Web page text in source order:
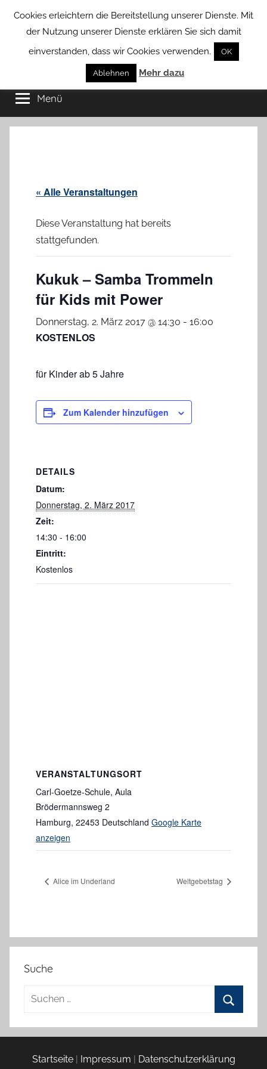
Borstel
von
Groß
Borstel
Menü
« Alle Veranstaltungen
Diese Veranstaltung hat bereits
stattgefunden.
Kukuk – Samba Trommeln
für Kids mit Power
Donnerstag, 2. März 2017 @ 14:30 - 16:00
KOSTENLOS
für Kinder ab 5 Jahre
Zum Kalender hinzufügen
DETAILS
Datum:
Donnerstag, 2. März 2017
Zeit:
14:30 - 16:00
Eintritt:
Kostenlos
VERANSTALTUNGSORT
Carl-Goetze-Schule, Aula
Brödermannsweg 2
Hamburg, 22453 Deutschland Google Karte
anzeigen
Alice im Underland Weltgebetstag
Suche
Suchen
Startseite| Impressum | Datenschutzerklärung
Cookies erleichtern die Bereitstellung unserer Dienste. Mit
der Nutzung unserer Dienste erklären Sie sich damit
einverstanden, dass wir Cookies verwenden.
OK
Ablehnen Mehr dazu